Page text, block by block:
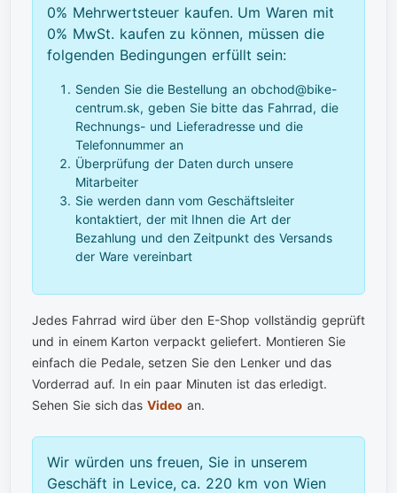
0% Mehrwertsteuer kaufen. Um Waren mit
0% MwSt. kaufen zu können, müssen die
folgenden Bedingungen erfüllt sein:
Senden Sie die Bestellung an obchod@bike-
centrum.sk, geben Sie bitte das Fahrrad, die
Rechnungs- und Lieferadresse und die
Telefonnummer an
Überprüfung der Daten durch unsere
Mitarbeiter
Sie werden dann vom Geschäftsleiter
kontaktiert, der mit Ihnen die Art der
Bezahlung und den Zeitpunkt des Versands
der Ware vereinbart
Jedes Fahrrad wird über den E-Shop vollständig geprüft
und in einem Karton verpackt geliefert. Montieren Sie
einfach die Pedale, setzen Sie den Lenker und das
Vorderrad auf. In ein paar Minuten ist das erledigt.
Sehen Sie sich dasVideo an.
Wir würden uns freuen, Sie in unserem
Geschäft in Levice, ca. 220 km von Wien